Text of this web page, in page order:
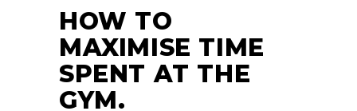
HOW TO
MAXIMISE TIME
SPENT AT THE
GYM.